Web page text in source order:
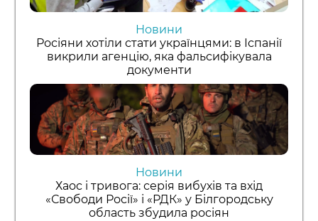
Новини
Росіяни хотіли стати українцями: в Іспанії
викрили агенцію, яка фальсифікувала
документи
Новини
Хаос і тривога: серія вибухів та вхід
«Свободи Росії» і «РДК» у Білгородську
область збудила росіян